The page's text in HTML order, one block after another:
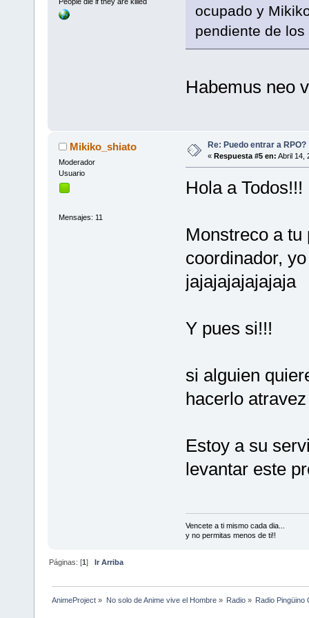
ocupado y
pendiente de
Habemus neo
Mikiko_shiato
Moderador
Usuario
Mensajes: 11
Re: Puedo entrar a RPO?
« Respuesta #5 en: Abril 14,
Hola a Todos!!!
Monstreco a tu
coordinador,
jajajajajajajaja
Y pues si!!!
si alguien
hacerlo
Estoy a su
levantar este
Vencete a ti mismo cada dia...
y no permitas menos de ti!!
Páginas: [1] Ir Arriba
AnimeProject » No solo de Anime vive el Hombre» Radio» Radio Pingüino